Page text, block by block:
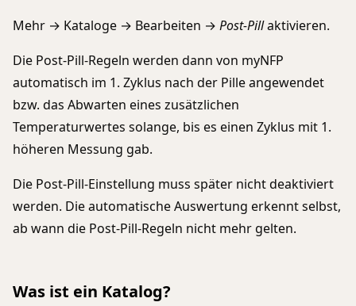
Mehr → Kataloge → Bearbeiten → Post-Pillaktivieren.
Die Post-Pill-Regeln werden dann von myNFP
automatisch im 1. Zyklus nach der Pille angewendet
bzw. das Abwarten eines zusätzlichen
Temperaturwertes solange, bis es einen Zyklus mit 1.
höheren Messung gab.
Die Post-Pill-Einstellung muss später nicht deaktiviert
werden. Die automatische Auswertung erkennt selbst,
ab wann die Post-Pill-Regeln nicht mehr gelten.
Was ist ein Katalog?